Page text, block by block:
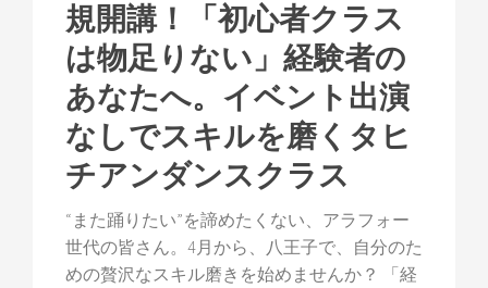
規開講！「初心者クラス
は物足りない」経験者の
あなたへ。イベント出演
なしでスキルを磨くタヒ
チアンダンスクラス
“また踊りたい”を諦めたくない、アラフォー
世代の皆さん。4月から、八王子で、自分のた
めの贅沢なスキル磨きを始めませんか？ 「経